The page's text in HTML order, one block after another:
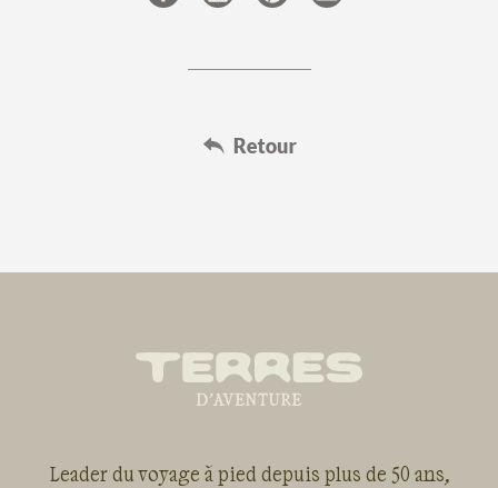
Leader du voyage à pied depuis plus de 50 ans,